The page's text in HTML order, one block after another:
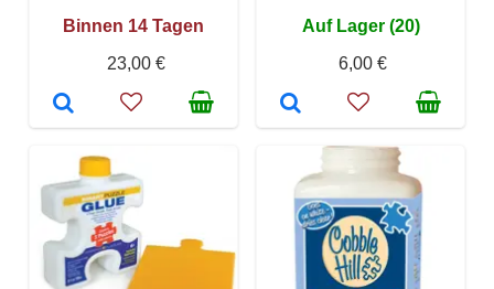
Binnen 14 Tagen
23,00 €
Auf Lager (20)
6,00 €